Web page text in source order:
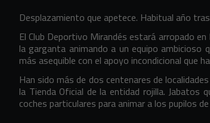
Desplazamiento que apetece. Habitual año
El Club Deportivo Mirandés estará arropado
la garganta animando a un equipo ambicioso
más asequible con el apoyo incondicional que
Han sido más de dos centenares de
la Tienda Oficial de la entidad rojilla. Jabatos
coches particulares para animar a los pupilos de